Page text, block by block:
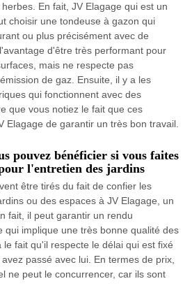
En fait, JV Elagage qui est un
choisir une tondeuse à gazon qui
ou plus précisément avec de
d'être très performant pour
mais ne respecte pas
de gaz. Ensuite, il y a les
qui fonctionnent avec des
que vous notiez le fait que ces
Elagage de garantir un très bon travail.
pouvez bénéficier si vous faites
l'entretien des jardins
être tirés du fait de confier les
ou des espaces à JV Elagage, un
fait, il peut garantir un rendu
qui implique une très bonne qualité des
fait qu'il respecte le délai qui est fixé
passé avec lui. En termes de prix,
ne peut le concurrencer, car ils sont